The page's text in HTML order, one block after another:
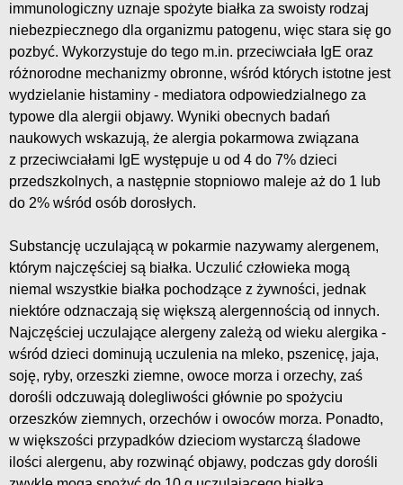
immunologiczny uznaje spożyte białka za swoisty rodzaj
niebezpiecznego dla organizmu patogenu, więc stara się go
pozbyć. Wykorzystuje do tego m.in. przeciwciała IgE oraz
różnorodne mechanizmy obronne, wśród których istotne jest
wydzielanie histaminy - mediatora odpowiedzialnego za
typowe dla alergii objawy. Wyniki obecnych badań
naukowych wskazują, że alergia pokarmowa związana
z przeciwciałami IgE występuje u od 4 do 7% dzieci
przedszkolnych, a następnie stopniowo maleje aż do 1 lub
do 2% wśród osób dorosłych.
Substancję uczulającą w pokarmie nazywamy alergenem,
którym najczęściej są białka. Uczulić człowieka mogą
niemal wszystkie białka pochodzące z żywności, jednak
niektóre odznaczają się większą alergennością od innych.
Najczęściej uczulające alergeny zależą od wieku alergika -
wśród dzieci dominują uczulenia na mleko, pszenicę, jaja,
soję, ryby, orzeszki ziemne, owoce morza i orzechy, zaś
dorośli odczuwają dolegliwości głównie po spożyciu
orzeszków ziemnych, orzechów i owoców morza. Ponadto,
w większości przypadków dzieciom wystarczą śladowe
ilości alergenu, aby rozwinąć objawy, podczas gdy dorośli